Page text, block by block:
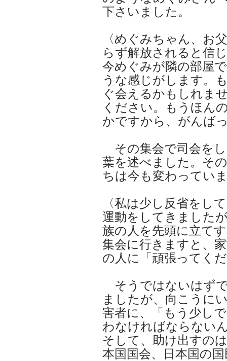
下さいました。
〈めぐみちゃん、お
らず解放されると信
今めぐみが隣の部屋
うな感じがします。
ぐ会えるかもしれま
ください。もうほん
かですから、がんば
その集会で司会を
葉を述べました。そ
ちは今も変わってい
〈私は少し反省をし
運動をしてきました
族の人を先頭に立て
集会に行きますと、
の人に「頑張ってく
そうではないはず
ましたが、向こうに
害者に、「もう少し
わなければならない
そして、助け出すの
本国国会、日本国の